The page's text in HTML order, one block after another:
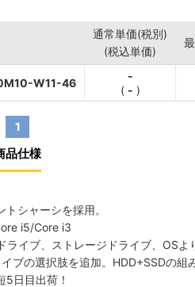
通常単価(税別)
(税込単価)
W11-46
-
( - )
1
品仕様
シャーシを採用。
i5/Core i3
イブ、ストレージドライブ、OS
ブの選択肢を追加。HDD+SSDの
日目出荷！